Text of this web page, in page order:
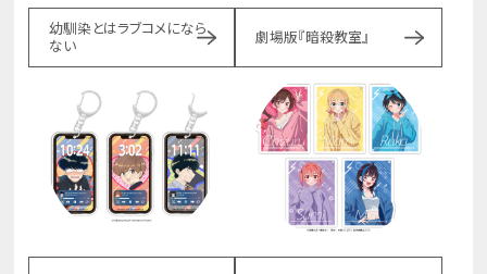
幼馴染とはラブコメになら
ない
劇場版『暗殺教室』